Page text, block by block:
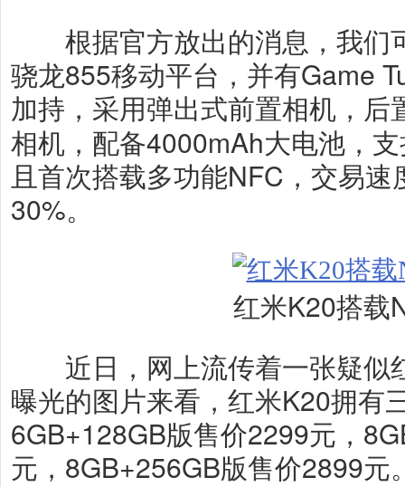
根据官方放出的消息，我们
骁龙855移动平台，并有Game
加持，采用弹出式前置相机，后
相机，配备4000mAh大电池，
且首次搭载多功能NFC，交易
30%。
红米K20搭载
近日，网上流传着一张疑似
曝光的图片来看，红米K20拥有
6GB+128GB版售价2299元，
元，8GB+256GB版售价2899元